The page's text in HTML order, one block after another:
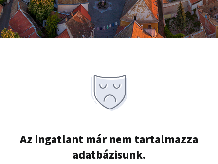
Az ingatlant már nem tartalmazza
adatbázisunk.